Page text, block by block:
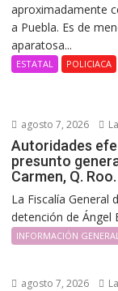
aproximadamente
a Puebla. Es de
aparatosa...
ESTATAL POLICIACA
agosto 7, 2026
Autoridades
presunto
Carmen, Q. Roo.
La Fiscalía General
detención de Ángel
INFORMACIÓN GENERAL
agosto 7, 2026